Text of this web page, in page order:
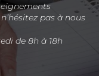
pas à nous
de 8h à 18h